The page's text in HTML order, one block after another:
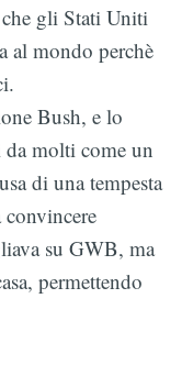
che gli Stati Uniti
al mondo perchè
Bush, e lo
da molti come un
di una tempesta
su GWB, ma
permettendo